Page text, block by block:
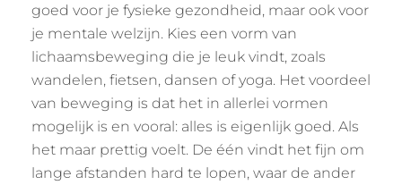
goed voor je fysieke gezondheid, maar ook voor
je mentale welzijn. Kies een vorm van
lichaamsbeweging die je leuk vindt, zoals
wandelen, fietsen, dansen of yoga. Het voordeel
van beweging is dat het in allerlei vormen
mogelijk is en vooral: alles is eigenlijk goed. Als
het maar prettig voelt. De één vindt het fijn om
lange afstanden hard te lopen, waar de ander